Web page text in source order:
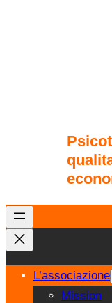
L’associazione
Mission